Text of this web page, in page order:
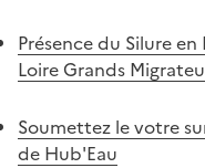
Présence du Silure en
Loire Grands
Soumettez le votre
de Hub'Eau